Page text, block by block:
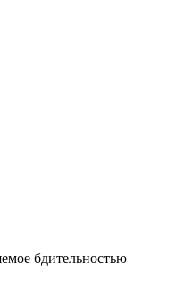
бдительностью